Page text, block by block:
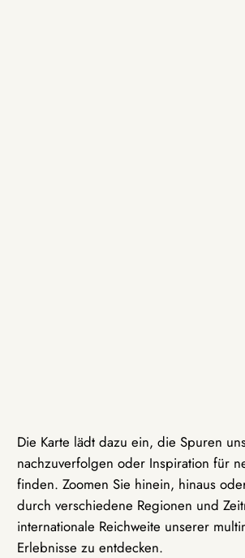
Die Karte lädt dazu ein, die Spuren
nachzuverfolgen oder Inspiration für
finden. Zoomen Sie hinein, hinaus
durch verschiedene Regionen und
internationale Reichweite unserer
Erlebnisse zu entdecken.